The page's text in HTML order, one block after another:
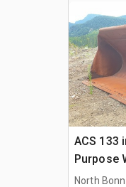
ACS 133
Purpose
Bucket -
North